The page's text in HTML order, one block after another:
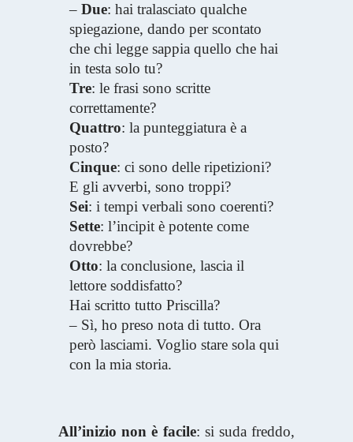
– Due: hai tralasciato qualche
spiegazione, dando per scontato
che chi legge sappia quello che hai
in testa solo tu?
Tre: le frasi sono scritte
correttamente?
Quattro: la punteggiatura è a
posto?
Cinque: ci sono delle ripetizioni?
E gli avverbi, sono troppi?
Sei: i tempi verbali sono coerenti?
Sette: l’incipit è potente come
dovrebbe?
Otto: la conclusione, lascia il
lettore soddisfatto?
Hai scritto tutto Priscilla?
– Sì, ho preso nota di tutto. Ora
però lasciami. Voglio stare sola qui
con la mia storia.
All’inizio non è facile: si suda freddo,